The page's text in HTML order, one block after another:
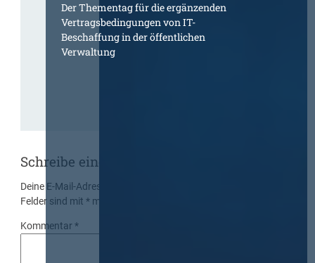
Der Thementag für die ergänzenden
Vertragsbedingungen von IT-
Beschaffung in der öffentlichen
Verwaltung
Schreibe einen Kommentar
Deine E-Mail-Adresse wird nicht veröffentlicht.
Felder sind mit* markiert
Kommentar*